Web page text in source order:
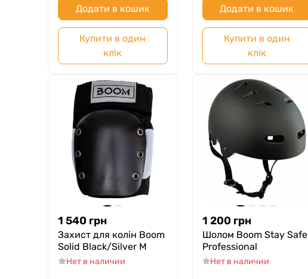
Додати в кошик
Купити в один
клік
Додати в кошик
Купити в один
клік
1 540 грн
Захист для колін Boom
Solid Black/Silver M
Нет в наличии
1 200 грн
Шолом Boom Stay Safe
Professional
Нет в наличии